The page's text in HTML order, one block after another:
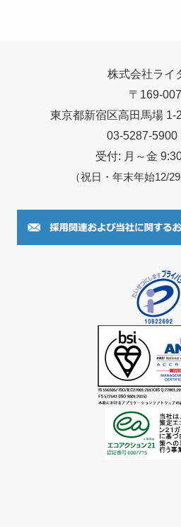
株式会社ライ
〒169-
東京都新宿区高田馬場 1-
03-5287-5900
受付: 月～金
（祝日・年末年始12/